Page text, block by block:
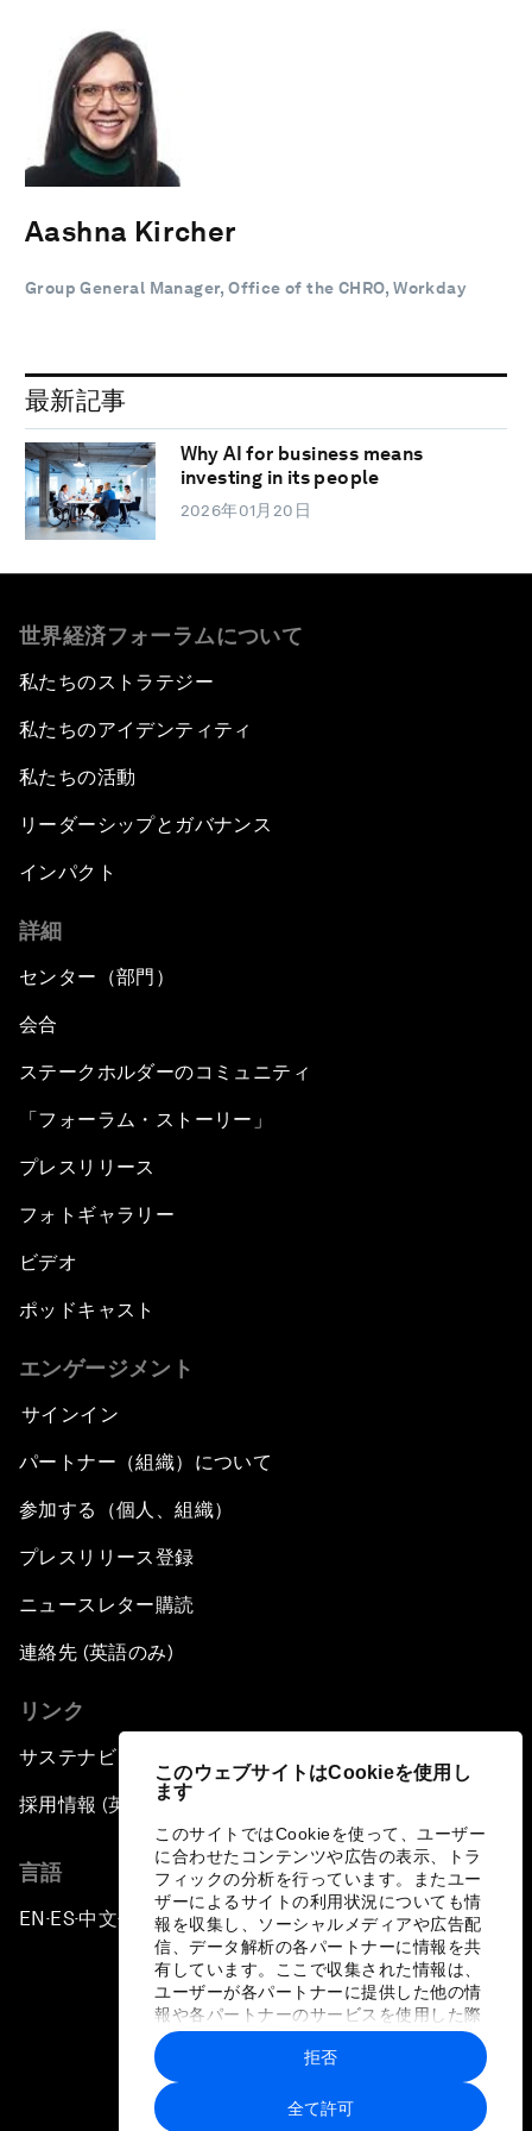
このウェブサイトはCookieを使用し
ます
このサイトではCookieを使って、ユーザー
に合わせたコンテンツや広告の表示、トラ
フィックの分析を行っています。またユー
ザーによるサイトの利用状況についても情
報を収集し、ソーシャルメディアや広告配
信、データ解析の各パートナーに情報を共
有しています。ここで収集された情報は、
ユーザーが各パートナーに提供した他の情
報や各パートナーのサービスを使用した際
に収集された情報と組み合わされ、各パー
トナーによって使用されることがありま
す。
全て許可
拒否
Aashna Kircher
Group General Manager, Office of the CHRO, Workday
最新記事
Why AI for business means
investing in its people
2026年01月20日
世界経済フォーラムについて
私たちのストラテジー
私たちのアイデンティティ
私たちの活動
リーダーシップとガバナンス
インパクト
詳細
センター（部門）
会合
ステークホルダーのコミュニティ
「フォーラム・ストーリー」
プレスリリース
フォトギャラリー
ビデオ
ポッドキャスト
エンゲージメント
サインイン
パートナー（組織）について
参加する（個人、組織）
プレスリリース登録
ニュースレター購読
連絡先 (英語のみ)
リンク
サステナビリティへの取り組み
採用情報 (英語のみ)
言語
EN ▪ES▪中文▪ 日本語
プライバシーポリシーと利用規約
サイトマップ